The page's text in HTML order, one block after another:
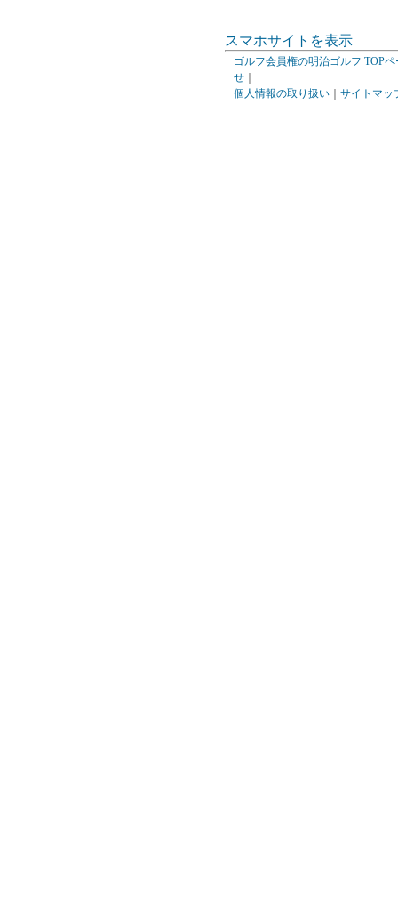
スマホサイトを表示
ゴルフ会員権の明治ゴルフ TOPペ
せ
個人情報の取り扱い
サイトマッ